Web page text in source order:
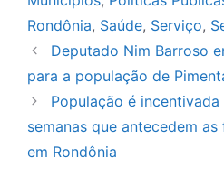
Rondônia, Saúde, Serviço,
Deputado Nim Barroso
para a população de
População é
semanas que antecedem
em Rondônia